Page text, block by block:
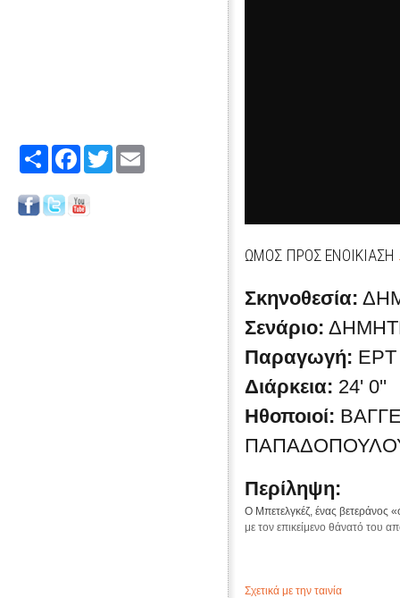
Share FacebookTwitter
ΩΜΟΣ ΠΡΟΣ ΕΝΟΙΚΙΑΣΗ
Σκηνοθεσία:
Σενάριο:
Παραγωγή:
Διάρκεια: 24' 0''
Ηθοποιοί:
Περίληψη:
Ο Μπετελγκέζ, ένας βετεράνος
με τον επικείμενο θάνατό του
Σχετικά με την ταινία